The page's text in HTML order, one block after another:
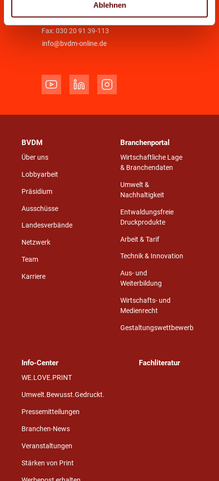
Ablehnen
Tel.:030 20 91 39-0
Fax: 030 20 91 39-113
info@bvdm-online.de
BVDM
Über uns
Lobbyarbeit
Präsidium
Ausschüsse
Landesverbände
Netzwerk
Team
Karriere
Branchenportal
Wirtschaftliche Lage
& Branchendaten
Umwelt &
Nachhaltigkeit
Entwaldungsfreie
Druckprodukte
Arbeit & Tarif
Technik & Innovation
Aus- und
Weiterbildung
Wirtschafts- und
Medienrecht
Gestaltungswettbewerb
Info-Center
WE.LOVE.PRINT
Umwelt.Bewusst.Gedruckt.
Pressemitteilungen
Branchen-News
Veranstaltungen
Stärken von Print
Fachliteratur